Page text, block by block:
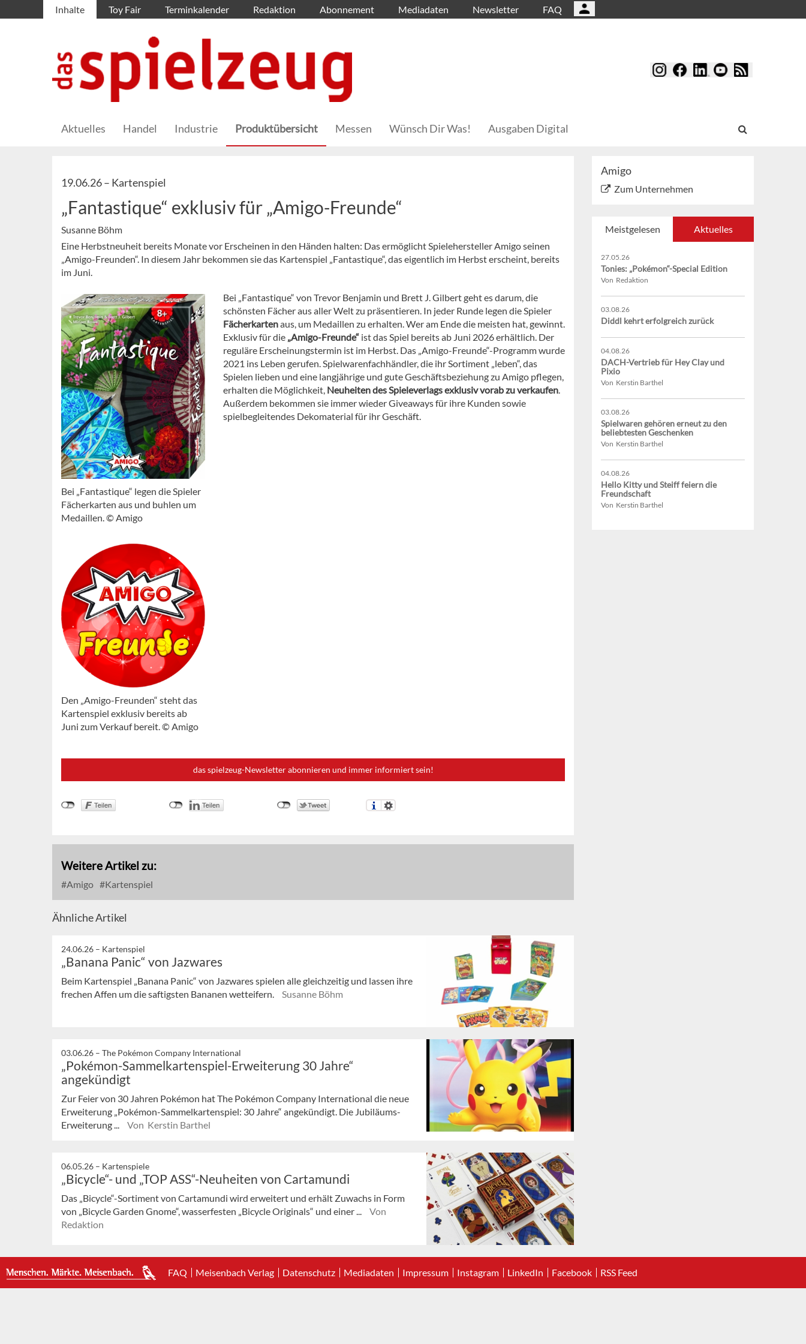
Inhalte Toy Fair Terminkalender Redaktion Abonnement Mediadaten Newsletter FAQ
Aktuelles Handel Industrie Produktübersicht Messen Wünsch Dir Was! Ausgaben Digital
19.06.26 – Kartenspiel
„Fantastique“ exklusiv für „Amigo-Freunde“
Susanne Böhm
Eine Herbstneuheit bereits Monate vor Erscheinen in den Händen halten: Das ermöglicht Spielehersteller Amigo seinen
„Amigo-Freunden“. In diesem Jahr bekommen sie das Kartenspiel „Fantastique“, das eigentlich im Herbst erscheint, bereits
im Juni.
Bei „Fantastique“ legen die Spieler
Fächerkarten aus und buhlen um
Medaillen. © Amigo
Den „Amigo-Freunden“ steht das
Kartenspiel exklusiv bereits ab
Juni zum Verkauf bereit. © Amigo
Bei „Fantastique“ von Trevor Benjamin und Brett J. Gilbert geht es darum, die
schönsten Fächer aus aller Welt zu präsentieren. In jeder Runde legen die Spieler
Fächerkartenaus, um Medaillen zu erhalten. Wer am Ende die meisten hat, gewinnt.
Exklusiv für die „Amigo-Freunde“ ist das Spiel bereits ab Juni 2026 erhältlich. Der
reguläre Erscheinungstermin ist im Herbst. Das „Amigo-Freunde“-Programm wurde
2021 ins Leben gerufen. Spielwarenfachhändler, die ihr Sortiment „leben“, das
Spielen lieben und eine langjährige und gute Geschäftsbeziehung zu Amigo pflegen,
erhalten die Möglichkeit, Neuheiten des Spieleverlags exklusiv vorab zu verkaufen.
Außerdem bekommen sie immer wieder Giveaways für ihre Kunden sowie
spielbegleitendes Dekomaterial für ihr Geschäft.
das spielzeug-Newsletter abonnieren und immer informiert sein!
Weitere Artikel zu:
Amigo Kartenspiel
Ähnliche Artikel
24.06.26 – Kartenspiel
„Banana Panic“ von Jazwares
Beim Kartenspiel „Banana Panic“ von Jazwares spielen alle gleichzeitig und lassen ihre
frechen Affen um die saftigsten Bananen wetteifern.
Susanne Böhm
03.06.26 – The Pokémon Company International
„Pokémon-Sammelkartenspiel-Erweiterung 30 Jahre“
angekündigt
Zur Feier von 30 Jahren Pokémon hat The Pokémon Company International die neue
Erweiterung „Pokémon-Sammelkartenspiel: 30 Jahre“ angekündigt. Die Jubiläums-
Erweiterung ...
Von Kerstin Barthel
06.05.26 – Kartenspiele
„Bicycle“- und „TOP ASS“-Neuheiten von Cartamundi
Das „Bicycle“-Sortiment von Cartamundi wird erweitert und erhält Zuwachs in Form
von „Bicycle Garden Gnome“, wasserfesten „Bicycle Originals“ und einer ...
Von
Redaktion
Amigo
Zum Unternehmen
Meistgelesen Aktuelles
27.05.26
Tonies: „Pokémon“-Special Edition
Von Redaktion
03.08.26
Diddl kehrt erfolgreich zurück
04.08.26
DACH-Vertrieb für Hey Clay und
Pixio
Von Kerstin Barthel
03.08.26
Spielwaren gehören erneut zu den
beliebtesten Geschenken
Von Kerstin Barthel
04.08.26
Hello Kitty und Steiff feiern die
Freundschaft
Von Kerstin Barthel
FAQ Meisenbach Verlag Datenschutz Mediadaten Impressum Instagram LinkedIn Facebook RSS Feed